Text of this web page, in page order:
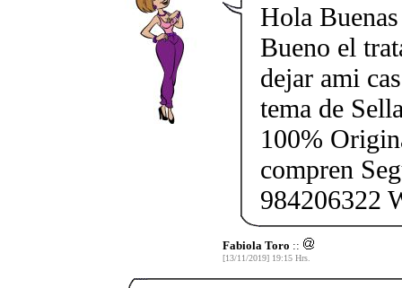
Hola
Bueno el
dejar ami
tema de
100%
compren
984206322
Fabiola Toro ::
[13/11/2019] 19:15 Hrs.